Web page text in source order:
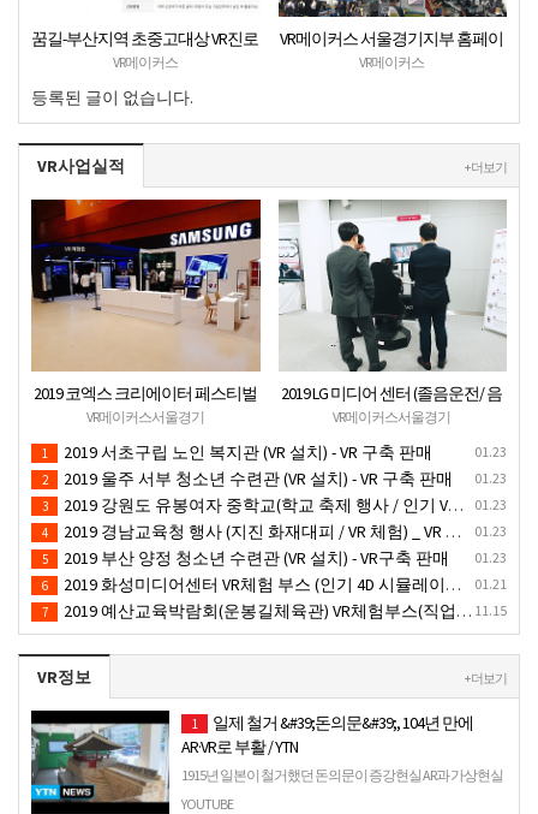
꿈길-부산지역 초중고대상 VR진로
직업체험 + VR안전교육 프로그램
운영공고
VR메이커스
VR메이커스 서울경기지부 홈페이
지 오픈
VR메이커스
등록된 글이 없습니다.
VR사업실적 + 더보기
2019 코엑스 크리에이터 페스티벌
VR체험 부스 (인기 VR 체험) - VR렌
탈대여 행사
VR메이커스서울경기
2019 LG 미디어 센터 (졸음운전/ 음
주운전 체험 행사) VR 체험 - VR 렌탈
대여 행사
VR메이커스서울경기
01.23
1 2019 서초구립 노인 복지관 (VR 설치) - VR 구축 판매
01.23
2 2019 울주 서부 청소년 수련관 (VR 설치) - VR 구축 판매
01.23
3 2019 강원도 유봉여자 중학교(학교 축제 행사 / 인기 VR 컨텐츠 ) - VR렌탈대여 행사
01.23
4 2019 경남교육청 행사 (지진 화재대피 / VR 체험) _ VR 렌탈대여행사
01.23
5 2019 부산 양정 청소년 수련관 (VR 설치) - VR구축 판매
01.21
6 2019 화성미디어센터 VR체험 부스 (인기 4D 시뮬레이터 체험)- VR렌탈
11.15
7 2019 예산교육박람회(운봉길체육관) VR체험부스(직업진로체험 / 인기VR체험)-VR렌탈대여행사
VR정보 + 더보기
1
일제 철거 &#39;돈의문&#39;, 104년 만에
AR·VR로 부활 / YTN
1915년 일본이 철거했던 돈의문이 증강현실 AR과 가상현실
VR 기술로 104년 만에 부활했습니다. 서울시는 교통난과 보
YOUTUBE